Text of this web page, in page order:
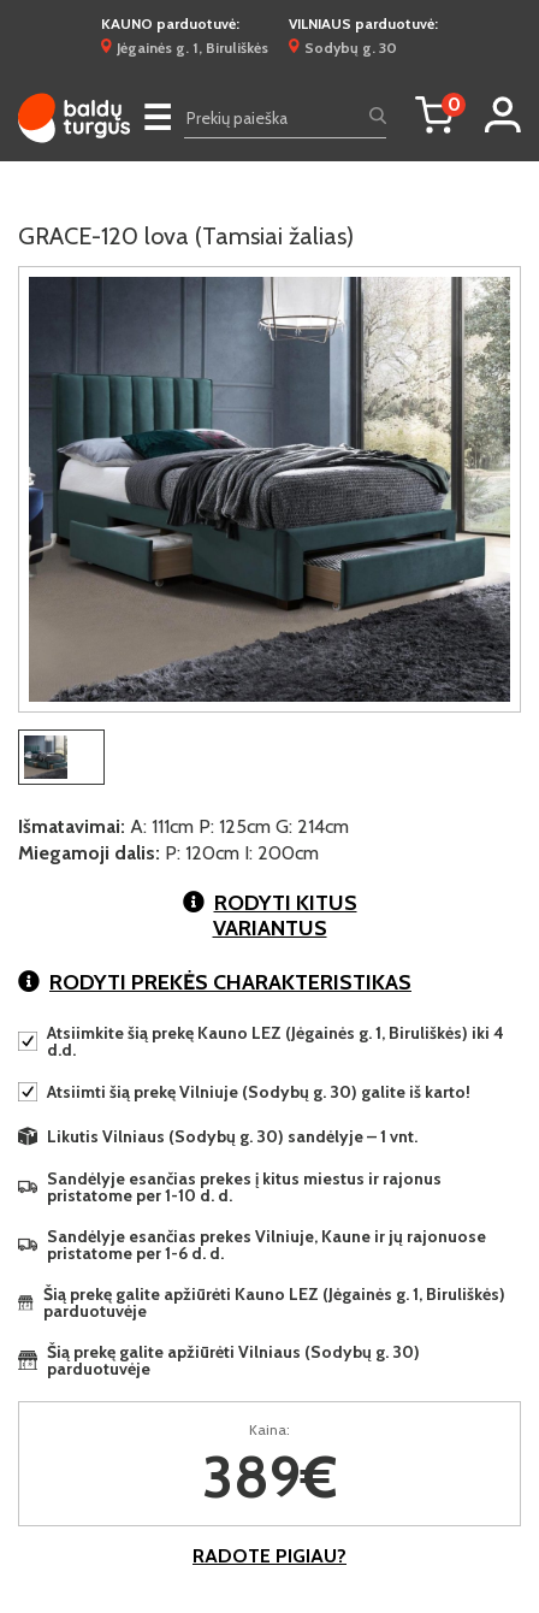
KAUNO parduotuvė:
Jėgainės g. 1, Biruliškės
VILNIAUS parduotuvė:
Sodybų g. 30
☰ 0
GRACE-120 lova (Tamsiai žalias)
Išmatavimai: A: 111cm P: 125cm G: 214cm
Miegamoji dalis: P: 120cm I: 200cm
RODYTI KITUS
VARIANTUS
RODYTI PREKĖS CHARAKTERISTIKAS
Atsiimkite šią prekę Kauno LEZ (Jėgainės g. 1, Biruliškės) iki 4
d.d.
Atsiimti šią prekę Vilniuje (Sodybų g. 30) galite iš karto!
Likutis Vilniaus (Sodybų g. 30) sandėlyje – 1 vnt.
Sandėlyje esančias prekes į kitus miestus ir rajonus
pristatome per 1-10 d. d.
Sandėlyje esančias prekes Vilniuje, Kaune ir jų rajonuose
pristatome per 1-6 d. d.
Šią prekę galite apžiūrėti Kauno LEZ (Jėgainės g. 1, Biruliškės)
parduotuvėje
Šią prekę galite apžiūrėti Vilniaus (Sodybų g. 30)
parduotuvėje
Kaina:
389€
RADOTE PIGIAU?